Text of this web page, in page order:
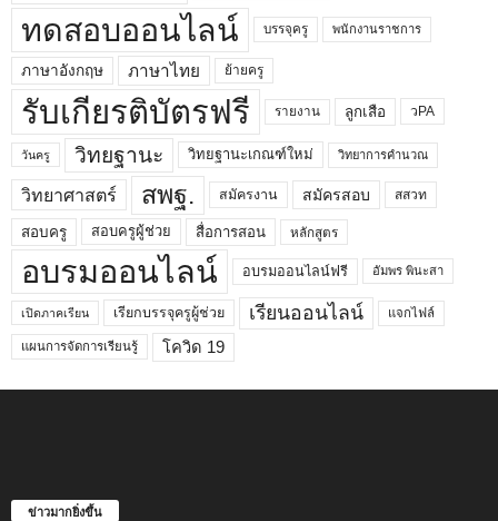
ทดสอบออนไลน์ บรรจุครู พนักงานราชการ
ภาษาอังกฤษ ภาษาไทย ย้ายครู
รับเกียรติบัตรฟรี รายงาน ลูกเสือ วPA
วันครู วิทยฐานะ วิทยฐานะเกณฑ์ใหม่ วิทยาการคำนวณ
วิทยาศาสตร์ สพฐ. สมัครงาน สมัครสอบ สสวท
สอบครู สอบครูผู้ช่วย สื่อการสอน หลักสูตร
อบรมออนไลน์ อบรมออนไลน์ฟรี อัมพร พินะสา
เปิดภาคเรียน เรียกบรรจุครูผู้ช่วย เรียนออนไลน์ แจกไฟล์
แผนการจัดการเรียนรู้ โควิด 19
ข่าวมากยิ่งขึ้น